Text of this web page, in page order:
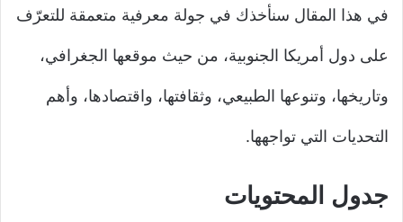
في هذا المقال سنأخذك في جولة معرفية متعمقة للتعرّف
على دول أمريكا الجنوبية، من حيث موقعها الجغرافي،
وتاريخها، وتنوعها الطبيعي، وثقافتها، واقتصادها، وأهم
التحديات التي تواجهها.
جدول المحتويات